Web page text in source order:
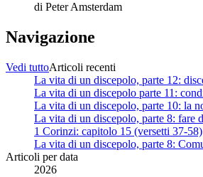
di Peter Amsterdam
Navigazione
Vedi tuttoArticoli recenti
La vita di un discepolo, parte 12:
La vita di un discepolo parte 11:
La vita di un discepolo, parte 10: la
La vita di un discepolo, parte 8: fare
1 Corinzi: capitolo 15 (versetti 37-58)
La vita di un discepolo, parte 8:
Articoli per data
2026